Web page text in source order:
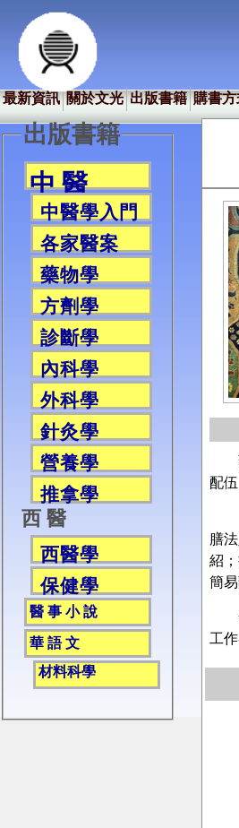
最新資訊 關於文光 出版書籍 購書方
出版書籍
中 醫
中醫學入門
各家醫案
藥物學
方劑學
診斷學
內科學
外科學
針灸學
營養學
推拿學
西 醫
西醫學
保健學
醫 事 小 說
華 語 文
材料科學
藥
配
《
膳
紹
簡易
全
工